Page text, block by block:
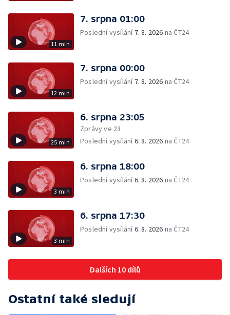
11 min
7. srpna 01:00
Poslední vysílání 7. 8. 2026 na ČT24
12 min
7. srpna 00:00
Poslední vysílání 7. 8. 2026 na ČT24
25 min
6. srpna 23:05
Zprávy ve 23
Poslední vysílání6. 8. 2026 na ČT24
3 min
6. srpna 18:00
Poslední vysílání6. 8. 2026 na ČT24
3 min
6. srpna 17:30
Poslední vysílání6. 8. 2026 na ČT24
Dalších 10 dílů
Ostatní také sledují